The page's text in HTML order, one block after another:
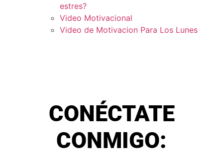
estres?
Video Motivacional
Video de Motivacion Para Los Lunes
CONÉCTATE
CONMIGO: